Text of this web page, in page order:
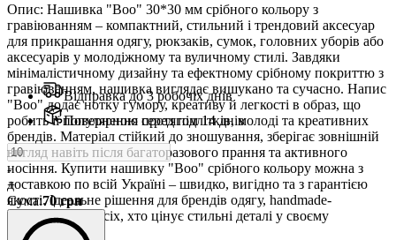
Опис: Нашивка "Boo" 30*30 мм срібного кольору з
гравіюванням – компактний, стильний і трендовий аксесуар
для прикрашання одягу, рюкзаків, сумок, головних уборів або
аксесуарів у молодіжному та вуличному стилі. Завдяки
мінімалістичному дизайну та ефектному срібному покриттю з
гравіюванням, нашивка виглядає вишукано та сучасно. Напис
"Boo" додає нотку гумору, креативу й легкості в образ, що
робить її популярною серед підлітків, молоді та креативних
брендів. Матеріал стійкий до зношування, зберігає зовнішній
вигляд навіть після багаторазового прання та активного
носіння. Купити нашивку "Boo" срібного кольору можна з
доставкою по всій Україні – швидко, вигідно та з гарантією
якості. Ідеальне рішення для брендів одягу, handmade-
виробників та всіх, хто цінує стильні деталі у своєму
гардеробі.
Відправка до 3 робочіх днів
Повернення протягом 14 днів
-
+
Сума:70 грн